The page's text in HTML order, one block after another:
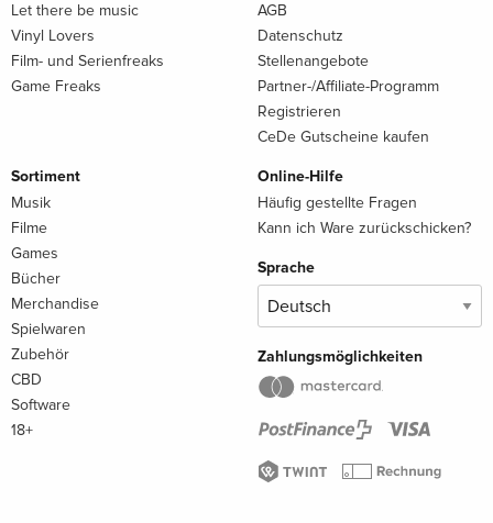
Let there be music
Vinyl Lovers
Film- und Serienfreaks
Game Freaks
AGB
Datenschutz
Stellenangebote
Partner-/Affiliate-Programm
Registrieren
CeDe Gutscheine kaufen
Sortiment
Musik
Filme
Games
Bücher
Merchandise
Spielwaren
Zubehör
CBD
Software
18+
Online-Hilfe
Häufig gestellte Fragen
Kann ich Ware zurückschicken?
Sprache
Zahlungsmöglichkeiten